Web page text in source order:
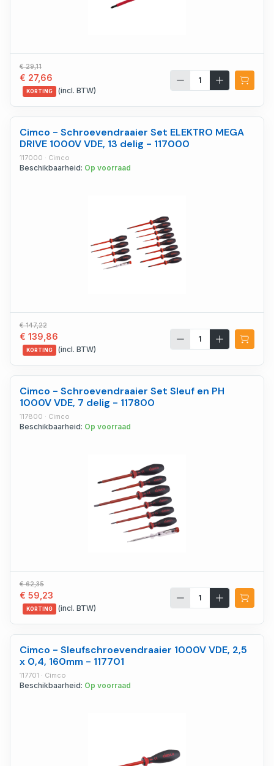
€ 29,11
€ 27,66
KORTING (incl. BTW)
Cimco - Schroevendraaier Set ELEKTRO MEGA
DRIVE 1000V VDE, 13 delig - 117000
117000 · Cimco
Beschikbaarheid: Op voorraad
€ 147,22
€ 139,86
KORTING (incl. BTW)
Cimco - Schroevendraaier Set Sleuf en PH
1000V VDE, 7 delig - 117800
117800 · Cimco
Beschikbaarheid: Op voorraad
€ 62,35
€ 59,23
KORTING (incl. BTW)
Cimco - Sleufschroevendraaier 1000V VDE, 2,5
x 0,4, 160mm - 117701
117701 · Cimco
Beschikbaarheid: Op voorraad